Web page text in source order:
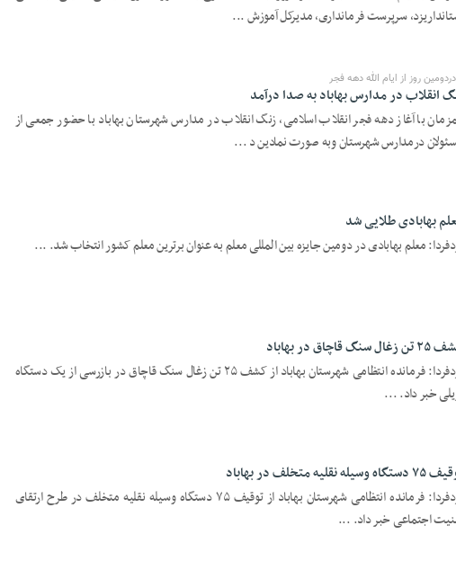
سرپرست فرمانداری، مدیرکل آموزش ...
دردومین روز از ایام الله دهه فجر
انقلاب در مدارس بهاباد به صدا درآمد
با آغاز دهه فجر انقلاب اسلامی، زنگ انقلاب در مدارس شهرستان بهاباد با حضور جمعی از
درمدارس شهرستان وبه صورت نمادین د ...
بهابادی طلایی شد
معلم بهابادی در دومین جایزه بین المللی معلم به عنوان برترین معلم کشور انتخاب شد. ...
سنگ قاچاق در بهاباد
یزدفردا: فرمانده انتظامی شهرستان بهاباد از کشف ۲۵ تن زغال سنگ قاچاق در بازرسی از یک دستگاه
خبر داد. ...
وسیله نقلیه متخلف در بهاباد
یزدفردا: فرمانده انتظامی شهرستان بهاباد از توقیف ۷۵ دستگاه وسیله نقلیه متخلف در طرح ارتقای
اجتماعی خبر داد. ...